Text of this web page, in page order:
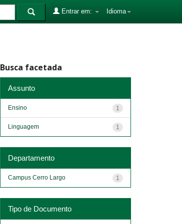
Idioma
Entrar em:
Busca facetada
Assunto
1
Ensino
1
Linguagem
Departamento
1
Campus Cerro Largo
Tipo de Documento